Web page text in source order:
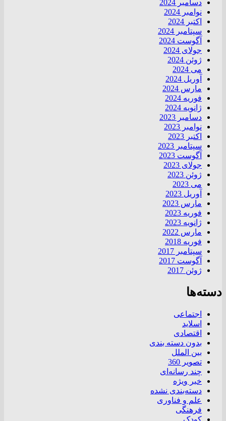
دسامبر 2024
نوامبر 2024
اکتبر 2024
سپتامبر 2024
آگوست 2024
جولای 2024
ژوئن 2024
می 2024
آوریل 2024
مارس 2024
فوریه 2024
ژانویه 2024
دسامبر 2023
نوامبر 2023
اکتبر 2023
سپتامبر 2023
آگوست 2023
جولای 2023
ژوئن 2023
می 2023
آوریل 2023
مارس 2023
فوریه 2023
ژانویه 2023
مارس 2022
فوریه 2018
سپتامبر 2017
آگوست 2017
ژوئن 2017
دسته‌ها
اجتماعی
اسلاید
اقتصادی
بدون دسته بندی
بین الملل
تصویر 360
چند رسانه‌ای
خبر ویژه
دسته‌بندی نشده
علم و فناوری
فرهنگی
کودک